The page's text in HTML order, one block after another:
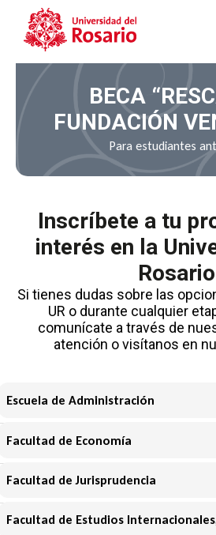
Pasar al contenido principal
BECA
FUNDACIÓN
Para estudiantes
Inscríbete a tu
interés en la
Rosario
Si tienes dudas sobre las
UR o durante cualquier
comunícate a través de
atención o visítanos en
Escuela de Administración
Facultad de Economía
Facultad de Jurisprudencia
Facultad de Estudios